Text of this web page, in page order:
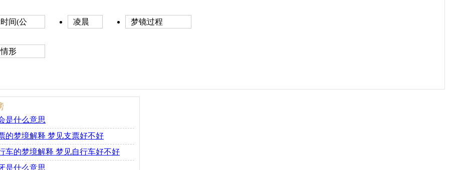
间(公 凌晨 梦镜过程
形
是什么意思
的梦境解释 梦见支票好不好
车的梦境解释 梦见自行车好不好
是什么意思